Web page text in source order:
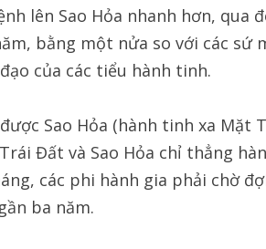
lên Sao Hỏa nhanh hơn,
bằng một nửa so với các sứ
của các tiểu hành tinh.
Sao Hỏa (hành tinh xa
Đất và Sao Hỏa chỉ thẳng
các phi hành gia phải chờ
ba năm.